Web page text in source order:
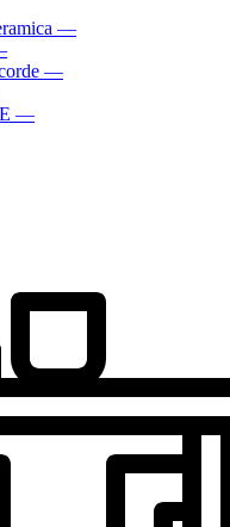
—
—
—